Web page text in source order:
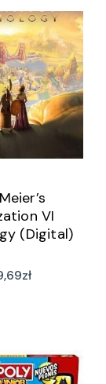
VI
(Digital)
zł